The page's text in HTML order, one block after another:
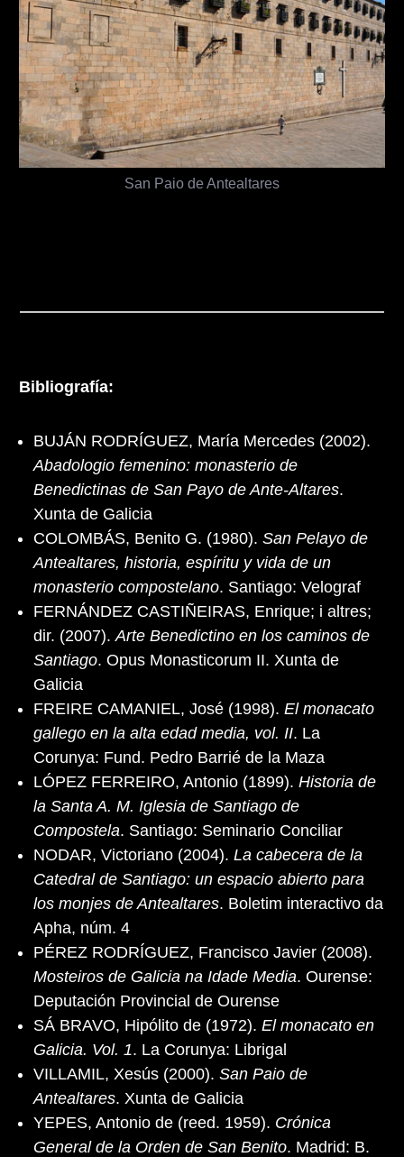
San Paio de Antealtares
Bibliografía:
BUJÁN RODRÍGUEZ, María Mercedes (2002).
Abadologio femenino: monasterio de
Benedictinas de San Payo de Ante-Altares.
Xunta de Galicia
COLOMBÁS, Benito G. (1980). San Pelayo de
Antealtares, historia, espíritu y vida de un
monasterio compostelano. Santiago: Velograf
FERNÁNDEZ CASTIÑEIRAS, Enrique; i altres;
dir. (2007). Arte Benedictino en los caminos de
Santiago. Opus Monasticorum II. Xunta de
Galicia
FREIRE CAMANIEL, José (1998). El monacato
gallego en la alta edad media, vol. II. La
Corunya: Fund. Pedro Barrié de la Maza
LÓPEZ FERREIRO, Antonio (1899). Historia de
la Santa A. M. Iglesia de Santiago de
Compostela. Santiago: Seminario Conciliar
NODAR, Victoriano (2004). La cabecera de la
Catedral de Santiago: un espacio abierto para
los monjes de Antealtares. Boletim interactivo da
Apha, núm. 4
PÉREZ RODRÍGUEZ, Francisco Javier (2008).
Mosteiros de Galicia na Idade Media. Ourense:
Deputación Provincial de Ourense
SÁ BRAVO, Hipólito de (1972). El monacato en
Galicia. Vol. 1. La Corunya: Librigal
VILLAMIL, Xesús (2000). San Paio de
Antealtares. Xunta de Galicia
YEPES, Antonio de (reed. 1959). Crónica
General de la Orden de San Benito. Madrid: B.